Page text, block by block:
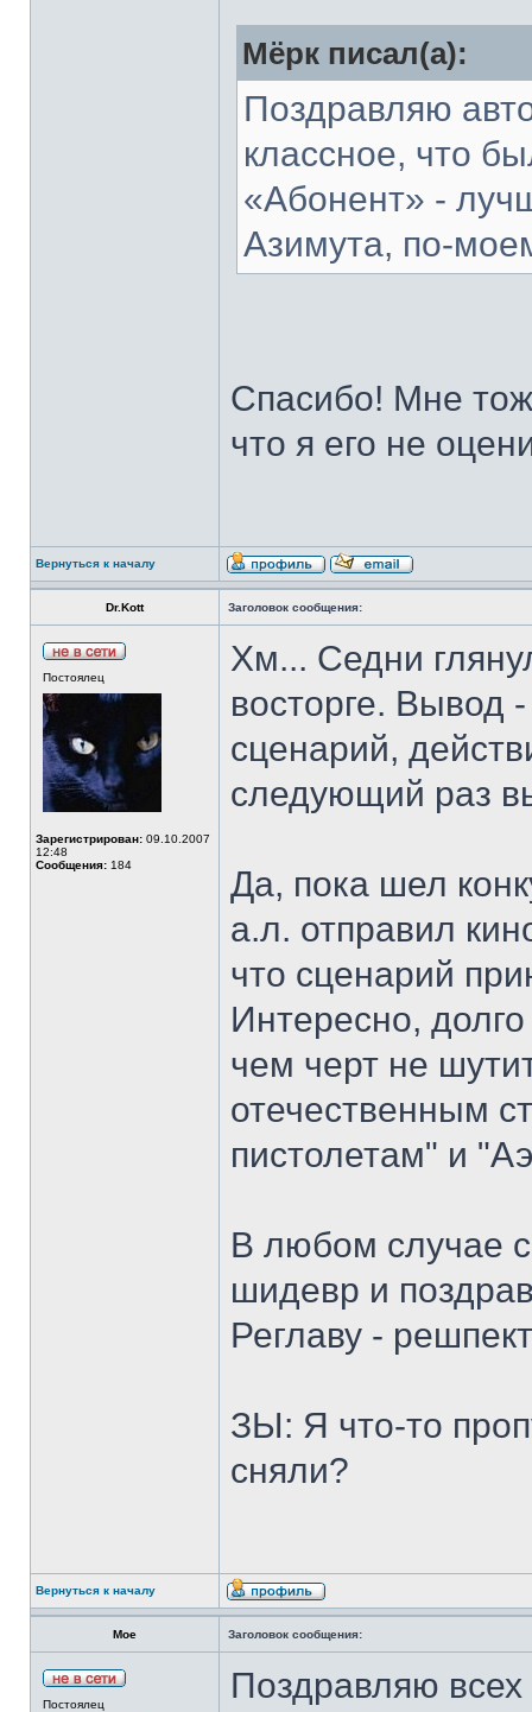
Мёрк писал(а):
Поздравляю
классное, что
«Абонент» -
Азимута, по-
Спасибо! Мне
что я его не
Вернуться к началу
Dr.Kott Заголовок сообщения:
Постоялец
Зарегистрирован: 09.10.2007
12:48
Сообщения: 184
Хм... Седни
восторге. Вывод
сценарий,
следующий раз
Да, пока шел
а.л. отправил
что сценарий
Интересно,
чем черт не
отечественным
пистолетам" и
В любом случае
шидевр и
Реглаву -
ЗЫ: Я что-то
сняли?
Вернуться к началу
Moe Заголовок сообщения:
Постоялец Поздравляю всех